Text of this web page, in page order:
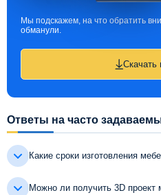
Мы подскажем, на что обратить
обманули.
Скачать
Ответы на часто
Какие сроки изготовления
Можно ли получить 3D проект